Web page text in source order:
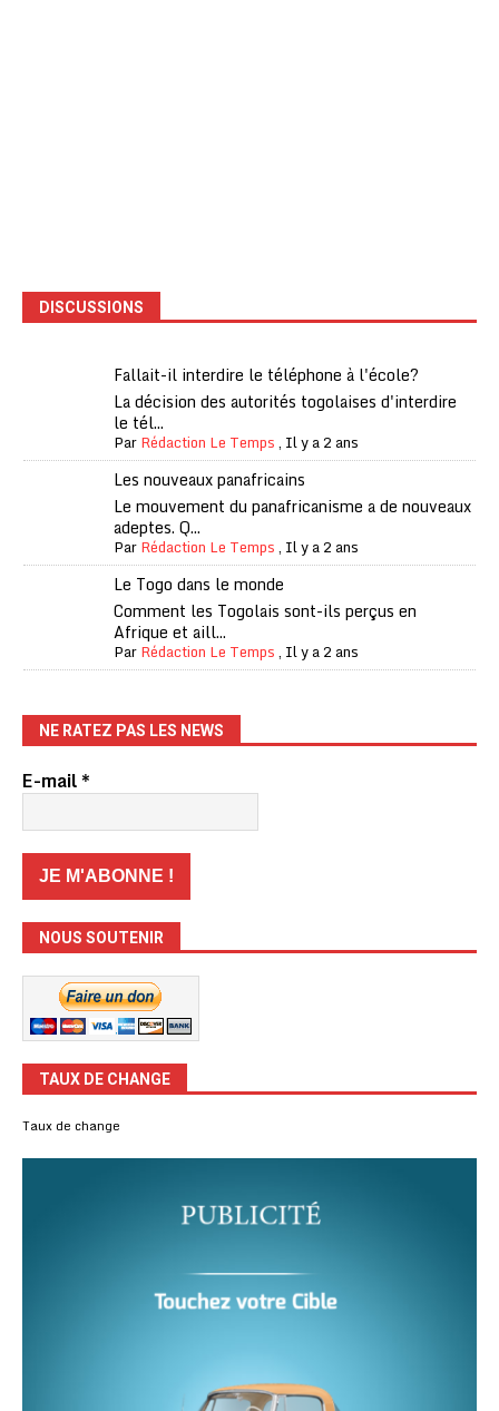
DISCUSSIONS
Fallait-il interdire le téléphone à l'école?
La décision des autorités togolaises d'interdire
le tél...
ParRédaction Le Temps, Il y a 2 ans
Les nouveaux panafricains
Le mouvement du panafricanisme a de nouveaux
adeptes. Q...
ParRédaction Le Temps, Il y a 2 ans
Le Togo dans le monde
Comment les Togolais sont-ils perçus en
Afrique et aill...
ParRédaction Le Temps, Il y a 2 ans
NE RATEZ PAS LES NEWS
E-mail*
NOUS SOUTENIR
TAUX DE CHANGE
Taux de change